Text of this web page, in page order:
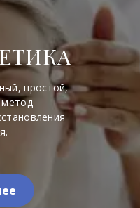
простой,